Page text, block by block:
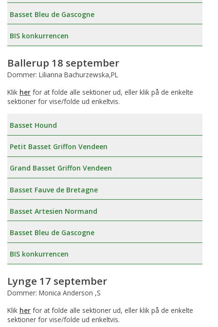
Basset Bleu de Gascogne
BIS konkurrencen
Ballerup 18 september
Dommer: Lilianna Bachurzewska,PL
Klik her for at folde alle sektioner ud, eller klik på de enkelte
sektioner for vise/folde ud enkeltvis.
Basset Hound
Petit Basset Griffon Vendeen
Grand Basset Griffon Vendeen
Basset Fauve de Bretagne
Basset Artesien Normand
Basset Bleu de Gascogne
BIS konkurrencen
Lynge 17 september
Dommer: Monica Anderson ,S
Klik her for at folde alle sektioner ud, eller klik på de enkelte
sektioner for vise/folde ud enkeltvis.